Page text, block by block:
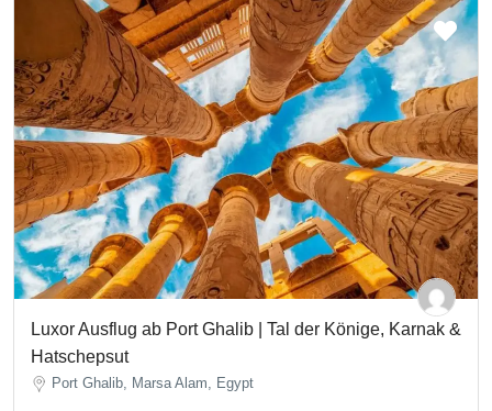
Luxor Ausflug ab Port Ghalib | Tal der Könige, Karnak &
Hatschepsut
Port Ghalib, Marsa Alam, Egypt